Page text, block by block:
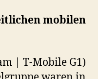
mobilen
| T-Mobile G1)